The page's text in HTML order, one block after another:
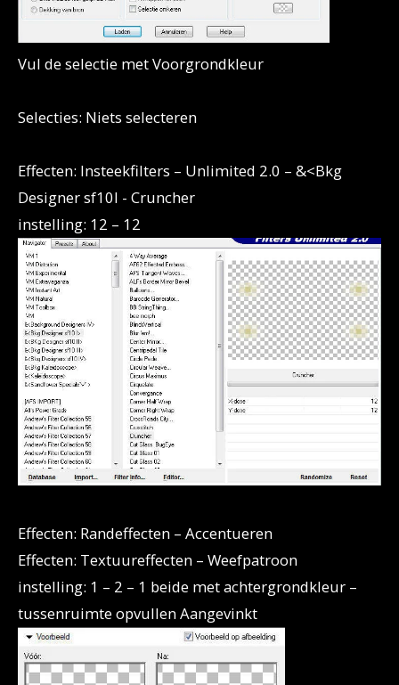
Vul de selectie met Voorgrondkleur
Selecties: Niets selecteren
Effecten: Insteekfilters – Unlimited 2.0 – &<Bkg
Designer sf10I - Cruncher
instelling: 12 – 12
Effecten: Randeffecten – Accentueren
Effecten: Textuureffecten – Weefpatroon
instelling: 1 – 2 – 1 beide met achtergrondkleur –
tussenruimte opvullen Aangevinkt